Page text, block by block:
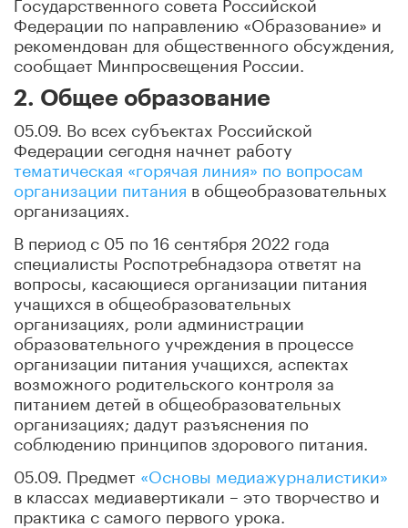
Федерации по направлению «Образование» и
рекомендован для общественного обсуждения,
сообщает Минпросвещения России.
2. Общее образование
05.09. Во всех субъектах Российской
Федерации сегодня начнет работу
тематическая «горячая линия» по вопросам
организации питания в общеобразовательных
организациях.
В период с 05 по 16 сентября 2022 года
специалисты Роспотребнадзора ответят на
вопросы, касающиеся организации питания
учащихся в общеобразовательных
организациях, роли администрации
образовательного учреждения в процессе
организации питания учащихся, аспектах
возможного родительского контроля за
питанием детей в общеобразовательных
организациях; дадут разъяснения по
соблюдению принципов здорового питания.
05.09. Предмет «Основы медиажурналистики»
в классах медиавертикали – это творчество и
практика с самого первого урока.